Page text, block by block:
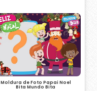
Moldura de Foto Papai Noel
Bita Mundo Bita